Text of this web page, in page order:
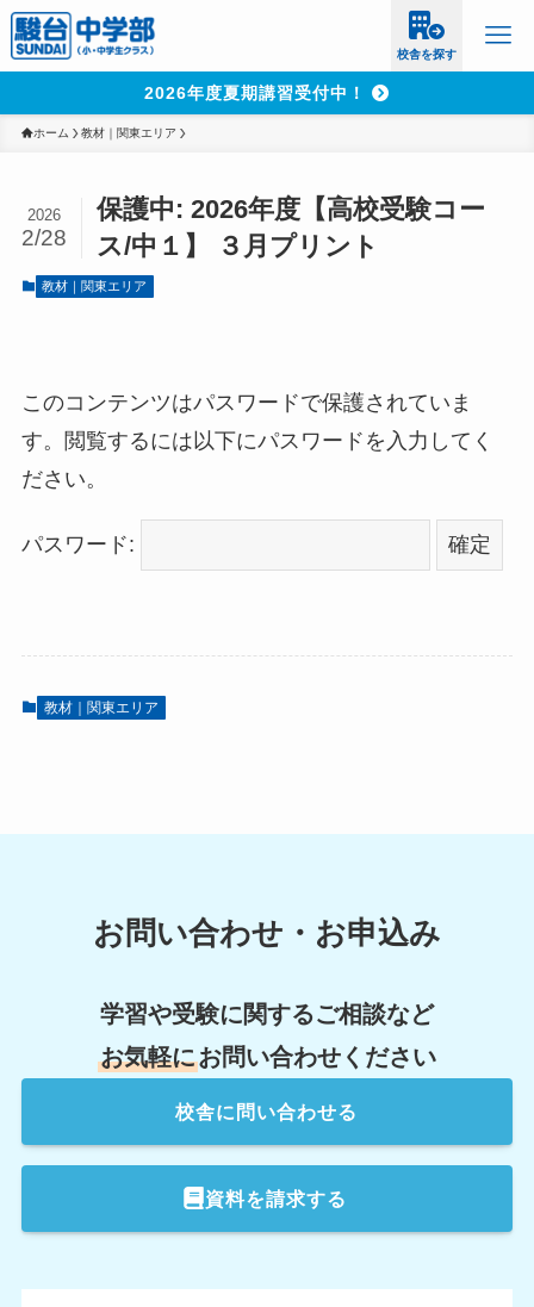
校舎を探す
2026年度夏期講習受付中！
ホーム 教材｜関東エリア
保護中: 2026年度【高校受験コー
ス/中１】 ３月プリント
2026
2/28
教材｜関東エリア
このコンテンツはパスワードで保護されていま
す。閲覧するには以下にパスワードを入力してく
ださい。
パスワード:
教材｜関東エリア
お問い合わせ・お申込み
学習や受験に関するご相談など
お気軽にお問い合わせください
校舎に問い合わせる
資料を請求する